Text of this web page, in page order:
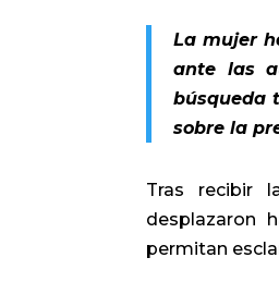
La mujer
ante las
búsqueda
sobre la
Tras recibir
desplazaron
permitan